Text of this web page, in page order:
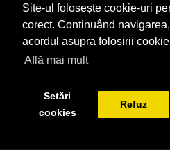
Site-ul folosește cookie-uri
corect. Continuând
acordul asupra folosirii
Află mai mult
Setări
cookies
Refuz